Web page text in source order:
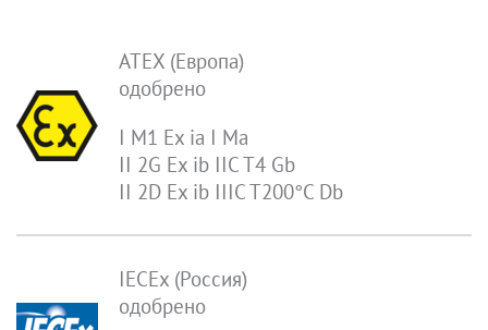
ATEX (Европа)
одобрено
I M1 Ex ia I Ma
II 2G Ex ib IIC T4 Gb
II 2D Ex ib IIIC T200°C Db
IECEx (Россия)
одобрено